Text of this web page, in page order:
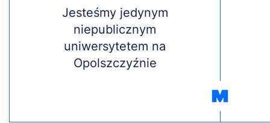
Jesteśmy jedynym
niepublicznym
uniwersytetem na
Opolszczyźnie